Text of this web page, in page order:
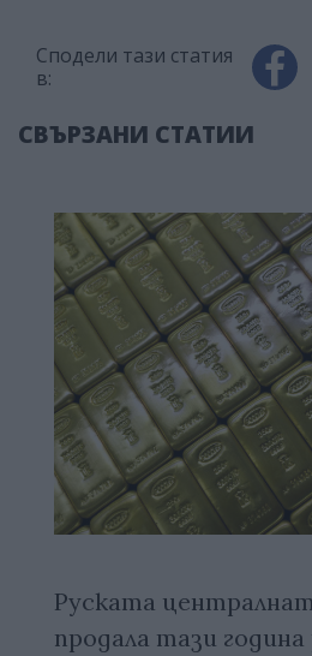
Сподели тази статия
в:
СВЪРЗАНИ СТАТИИ
Руската
продала тази